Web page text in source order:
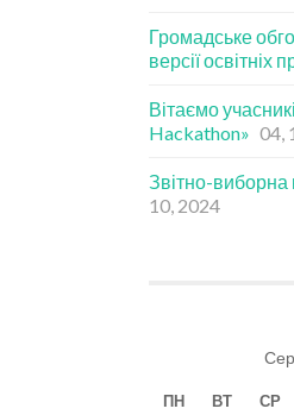
Громадське
версії освітніх
Вітаємо
Hackathon» 04,
Звітно-
10, 2024
ПН ВТ СР